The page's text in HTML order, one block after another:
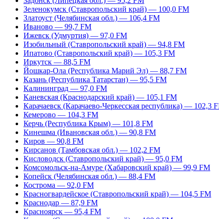
Зеленокумск (Ставропольский край) — 100,0 FM
Златоуст (Челябинская обл.) — 106,4 FM
Иваново — 99,7 FM
Ижевск (Удмуртия) — 97,0 FM
Изобильный (Ставропольский край) — 94,8 FM
Ипатово (Ставропольский край) — 105,3 FM
Иркутск — 88,5 FM
Йошкар-Ола (Республика Марий Эл) — 88,7 FM
Казань (Республика Татарстан) — 95,5 FM
Калининград — 97,0 FM
Каневская (Краснодарский край) — 105,1 FM
Карачаевск (Карачаево-Черкесская республика) — 102,3
Кемерово — 104,3 FM
Керчь (Республика Крым) — 101,8 FM
Кинешма (Ивановская обл.) — 90,8 FM
Киров — 90,8 FM
Кирсанов (Тамбовская обл.) — 102,2 FM
Кисловодск (Ставропольский край) — 95,0 FM
Комсомольск-на-Амуре (Хабаровский край) — 99,9 FM
Копейск (Челябинская обл.) — 88,4 FM
Кострома — 92,0 FM
Красногвардейское (Ставропольский край) — 104,5 FM
Краснодар — 87,9 FM
Красноярск — 95,4 FM